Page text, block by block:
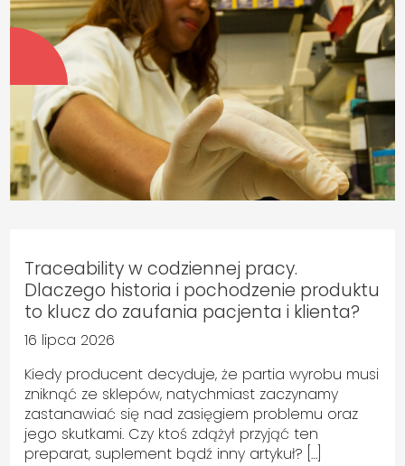
Traceability w codziennej pracy.
Dlaczego historia i pochodzenie produktu
to klucz do zaufania pacjenta i klienta?
16 lipca 2026
Kiedy producent decyduje, że partia wyrobu musi
zniknąć ze sklepów, natychmiast zaczynamy
zastanawiać się nad zasięgiem problemu oraz
jego skutkami. Czy ktoś zdążył przyjąć ten
preparat, suplement bądź inny artykuł? […]